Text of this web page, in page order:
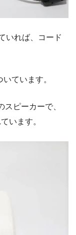
いれば、コード
ています。
ピーカーで、
います。